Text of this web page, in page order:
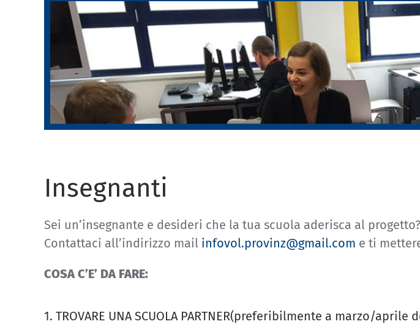
Insegnanti
Sei un’insegnante e desideri che la tua scuola aderisca al progetto?
Contattaci all’indirizzo mail infovol.provinz@gmail.com e ti
COSA C’E’ DA FARE:
1. TROVARE UNA SCUOLA PARTNER(preferibilmente a marzo/aprile